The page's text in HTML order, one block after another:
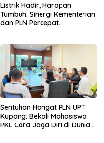
Listrik Hadir, Harapan
Tumbuh: Sinergi Kementerian
dan PLN Percepat
Sentuhan Hangat PLN UPT
Kupang: Bekali Mahasiswa
PKL Cara Jaga Diri di Dunia